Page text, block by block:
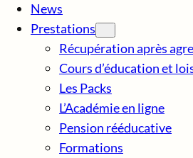
News
Prestations
Récupération après
Cours d’éducation et
Les Packs
L’Académie en ligne
Pension rééducative
Formations